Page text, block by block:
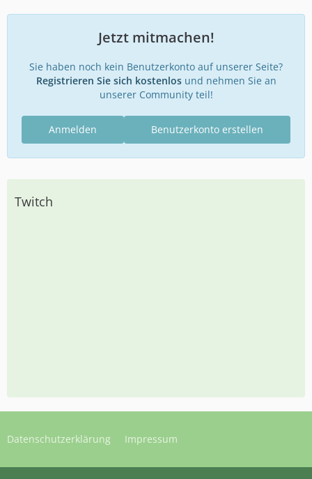
Jetzt mitmachen!
Sie haben noch kein Benutzerkonto auf unserer Seite?
Registrieren Sie sich kostenlosund nehmen Sie an
unserer Community teil!
Benutzerkonto erstellen
Anmelden
Twitch
Datenschutzerklärung Impressum